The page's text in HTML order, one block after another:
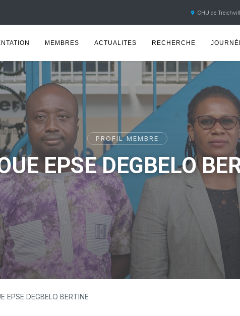
CHU de
MEMBRES ACTUALITES RECHERCHE
PROFIL MEMBRE
EPSE DEGBELO
EPSE DEGBELO BERTINE